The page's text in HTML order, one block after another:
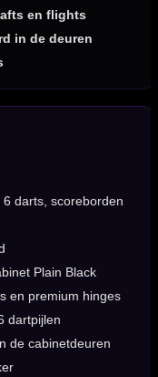
en flights
in de deuren
darts, scoreborden
Plain Black
en premium hinges
dartpijlen
de cabinetdeuren